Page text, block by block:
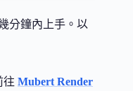
分鐘內上手。以
往 Mubert Render